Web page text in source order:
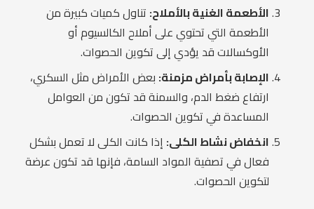
الأطعمة الغنية بالأملاح: تناول كميات كبيرة من
الأطعمة التي تحتوي على أملاح الكالسيوم أو
الأوكسالات قد يؤدي إلى تكوين الحصوات.
الإصابة بأمراض مزمنة: بعض الأمراض مثل السكري،
ارتفاع ضغط الدم، والسمنة قد تكون من العوامل
المساعدة في تكوين الحصوات.
انخفاض نشاط الكلى: إذا كانت الكلى لا تعمل بشكل
فعال في تصفية المواد السامة، فإنها قد تكون عرضة
لتكوين الحصوات.